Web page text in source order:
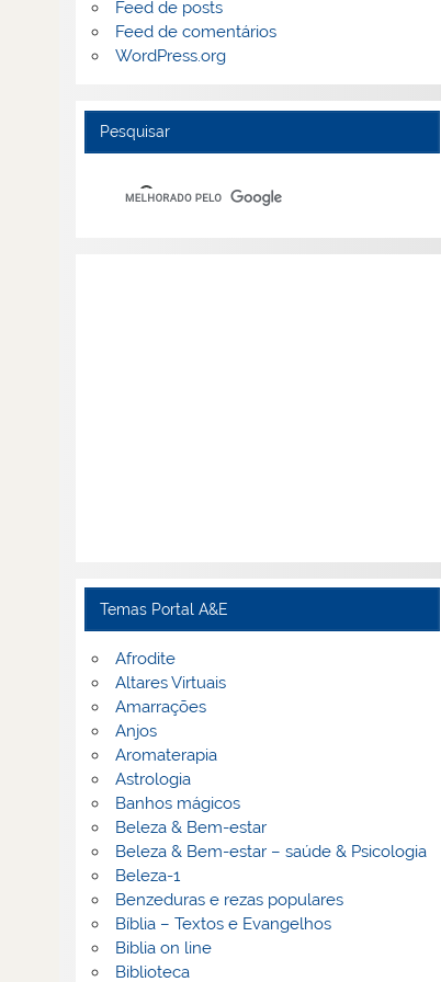
Feed de posts
Feed de comentários
WordPress.org
Pesquisar
Temas Portal A&E
Afrodite
Altares Virtuais
Amarrações
Anjos
Aromaterapia
Astrologia
Banhos mágicos
Beleza & Bem-estar
Beleza & Bem-estar – saúde & Psicologia
Beleza-1
Benzeduras e rezas populares
Bíblia – Textos e Evangelhos
Biblia on line
Biblioteca